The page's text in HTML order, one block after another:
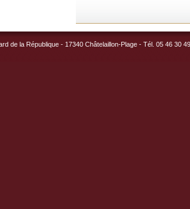
de la République - 17340 Châtelaillon-Plage - Tél. 05 46 30